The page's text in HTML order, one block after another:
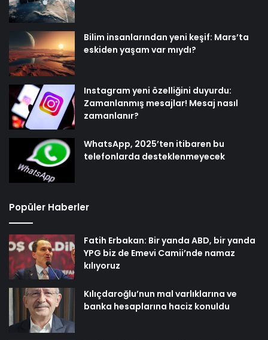
Bilim insanlarından yeni keşif: Mars’ta
eskiden yaşam var mıydı?
Instagram yeni özelliğini duyurdu:
Zamanlanmış mesajlar! Mesaj nasıl
zamanlanır?
WhatsApp, 2025’ten itibaren bu
telefonlarda desteklenmeyecek
Popüler Haberler
Fatih Erbakan: Bir yanda ABD, bir yanda
YPG biz de Emevi Camii’nde namaz
kılıyoruz
Kılıçdaroğlu’nun mal varlıklarına ve
banka hesaplarına haciz konuldu